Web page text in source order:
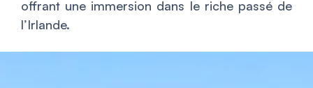
offrant une immersion dans le riche passé de
l’Irlande.